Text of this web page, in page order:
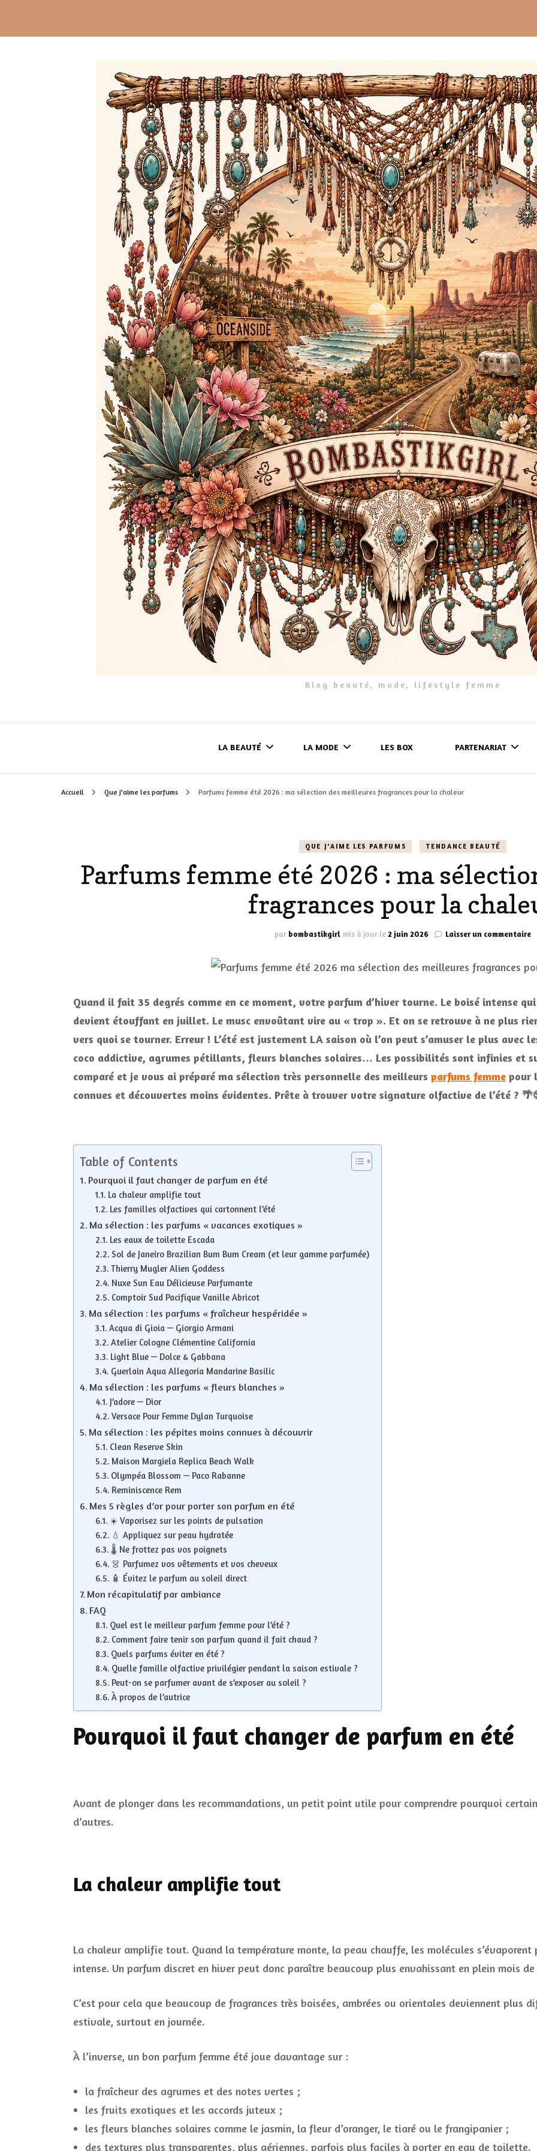
Blog beauté, mode, lifestyle femme
LA BEAUTÉ
LES GELS-DOUCHE
LES DÉOS
LES ONGLES
LA VIE PLUS SIMPLE…
ACCESSOIRES BIEN
PRATIQUES
LA MODE
MES LOOKS
LES BOX PARTENARIAT
CONFIDENTIALITÉ
Accueil Que j'aime les parfums Parfums femme été 2026 : ma sélection des meilleures fragrances pour la chaleur
QUE J'AIME LES PARFUMS TENDANCE BEAUTÉ
Parfums femme été 2026 : ma
fragrances pour la
par bombastikgirl mis à jour le2 juin 2026 Laisser un commentairesur
Quand il fait 35 degrés comme en ce moment, votre parfum d’hiver tourne. Le boisé intense
devient étouffant en juillet. Le musc envoûtant vire au « trop ». Et on se retrouve à ne plus
vers quoi se tourner. Erreur ! L’été est justement LA saison où l’on peut s’amuser le plus avec
coco addictive, agrumes pétillants, fleurs blanches solaires… Les possibilités sont infinies et
comparé et je vous ai préparé ma sélection très personnelle des meilleurs parfums femme pour
connues et découvertes moins évidentes. Prête à trouver votre signature olfactive de l’été ?
Table of Contents
Pourquoi il faut changer de parfum en été
La chaleur amplifie tout
Les familles olfactives qui cartonnent l’été
Ma sélection : les parfums « vacances exotiques »
Les eaux de toilette Escada
Sol de Janeiro Brazilian Bum Bum Cream (et leur gamme parfumée)
Thierry Mugler Alien Goddess
Nuxe Sun Eau Délicieuse Parfumante
Comptoir Sud Pacifique Vanille Abricot
Ma sélection : les parfums « fraîcheur hespéridée »
Acqua di Gioia — Giorgio Armani
Atelier Cologne Clémentine California
Light Blue — Dolce & Gabbana
Guerlain Aqua Allegoria Mandarine Basilic
Ma sélection : les parfums « fleurs blanches »
J’adore — Dior
Versace Pour Femme Dylan Turquoise
Ma sélection : les pépites moins connues à découvrir
Clean Reserve Skin
Maison Margiela Replica Beach Walk
Olympéa Blossom — Paco Rabanne
Reminiscence Rem
Mes 5 règles d’or pour porter son parfum en été
☀️ Vaporisez sur les points de pulsation
💧 Appliquez sur peau hydratée
🌡️ Ne frottez pas vos poignets
👗 Parfumez vos vêtements et vos cheveux
🧴 Évitez le parfum au soleil direct
Mon récapitulatif par ambiance
FAQ
Quel est le meilleur parfum femme pour l’été ?
Comment faire tenir son parfum quand il fait chaud ?
Quels parfums éviter en été ?
Quelle famille olfactive privilégier pendant la saison estivale ?
Peut-on se parfumer avant de s’exposer au soleil ?
À propos de l’autrice
Pourquoi il faut changer de parfum en été
Avant de plonger dans les recommandations, un petit point utile pour comprendre pourquoi
d’autres.
La chaleur amplifie tout
La chaleur amplifie tout. Quand la température monte, la peau chauffe, les molécules
intense. Un parfum discret en hiver peut donc paraître beaucoup plus envahissant en plein mois
C’est pour cela que beaucoup de fragrances très boisées, ambrées ou orientales deviennent plus
estivale, surtout en journée.
À l’inverse, un bon parfum femme été joue davantage sur :
la fraîcheur des agrumes et des notes vertes ;
les fruits exotiques et les accords juteux ;
les fleurs blanches solaires comme le jasmin, la fleur d’oranger, le tiaré ou le frangipanier ;
des textures plus transparentes, plus aériennes, parfois plus faciles à porter en eau de toilette.